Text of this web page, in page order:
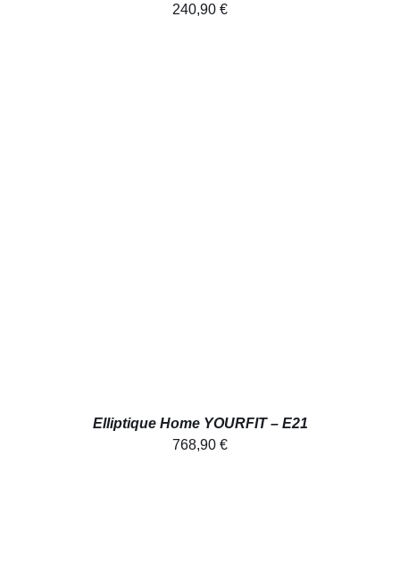
240,90 €
Elliptique Home YOURFIT – E21
768,90 €